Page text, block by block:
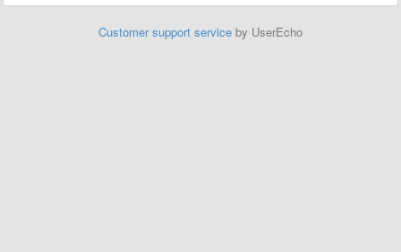
Customer support service by UserEcho